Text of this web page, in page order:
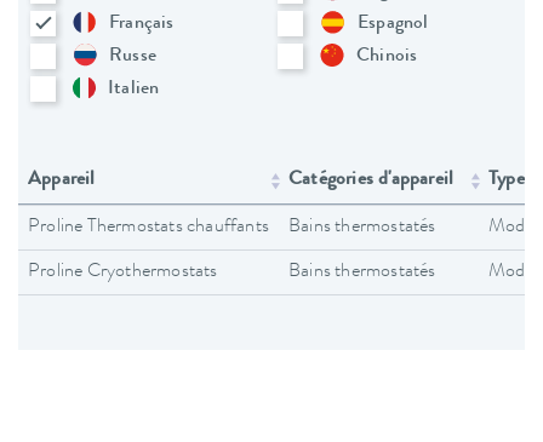
Français
Espagnol
Russe
Chinois
Italien
Appareil Catégories d'appareil Type
Proline Thermostats chauffants Bains thermostatés
Proline Cryothermostats Bains thermostatés